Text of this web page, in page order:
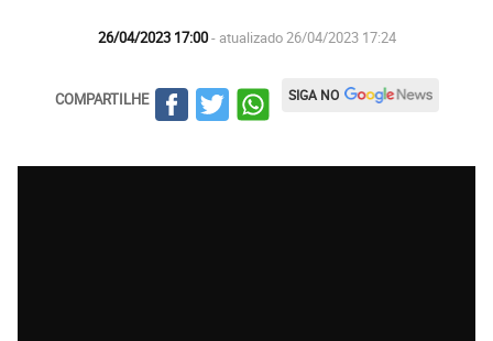
26/04/2023 17:00- atualizado 26/04/2023 17:24
COMPARTILHE SIGA NO